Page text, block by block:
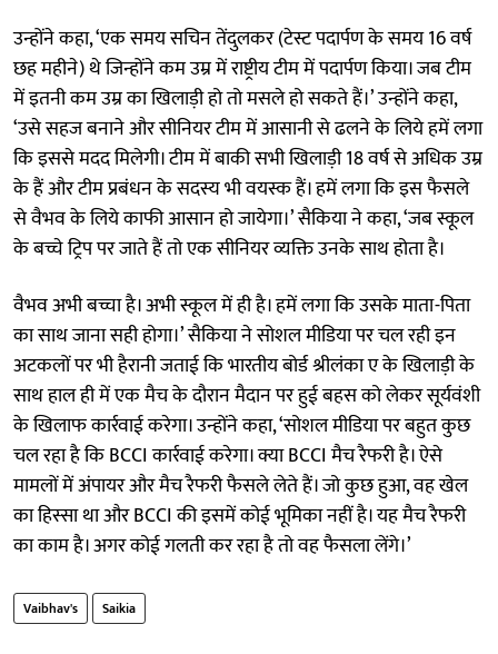
उन्होंने कहा, ‘एक समय सचिन तेंदुलकर (टेस्ट पदार्पण के समय 16 वर्ष
छह महीने) थे जिन्होंने कम उम्र में राष्ट्रीय टीम में पदार्पण किया। जब टीम
में इतनी कम उम्र का खिलाड़ी हो तो मसले हो सकते हैं।’ उन्होंने कहा,
‘उसे सहज बनाने और सीनियर टीम में आसानी से ढलने के लिये हमें लगा
कि इससे मदद मिलेगी। टीम में बाकी सभी खिलाड़ी 18 वर्ष से अधिक उम्र
के हैं और टीम प्रबंधन के सदस्य भी वयस्क हैं। हमें लगा कि इस फैसले
से वैभव के लिये काफी आसान हो जायेगा।’ सैकिया ने कहा, ‘जब स्कूल
के बच्चे ट्रिप पर जाते हैं तो एक सीनियर व्यक्ति उनके साथ होता है।
वैभव अभी बच्चा है। अभी स्कूल में ही है। हमें लगा कि उसके माता-पिता
का साथ जाना सही होगा।’ सैकिया ने सोशल मीडिया पर चल रही इन
अटकलों पर भी हैरानी जताई कि भारतीय बोर्ड श्रीलंका ए के खिलाड़ी के
साथ हाल ही में एक मैच के दौरान मैदान पर हुई बहस को लेकर सूर्यवंशी
के खिलाफ कार्रवाई करेगा। उन्होंने कहा, ‘सोशल मीडिया पर बहुत कुछ
चल रहा है कि BCCI कार्रवाई करेगा। क्या BCCI मैच रैफरी है। ऐसे
मामलों में अंपायर और मैच रैफरी फैसले लेते हैं। जो कुछ हुआ, वह खेल
का हिस्सा था और BCCI की इसमें कोई भूमिका नहीं है। यह मैच रैफरी
का काम है। अगर कोई गलती कर रहा है तो वह फैसला लेंगे।’
Vaibhav's Saikia